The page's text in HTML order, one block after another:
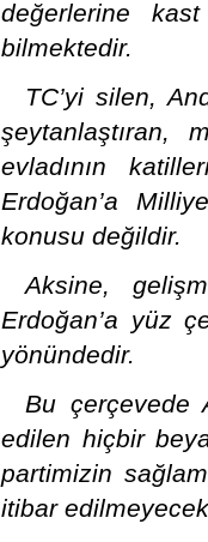
değerlerine
bilmektedir.
TC’yi silen,
şeytanlaştıran,
evladının
Erdoğan’a
konusu değildir.
Aksine,
Erdoğan’a yüz
yönündedir.
Bu çerçevede
edilen hiçbir
partimizin
itibar